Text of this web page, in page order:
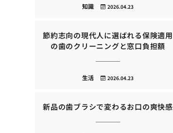
2026.04.23
知識
節約志向の現代人に選ばれる保険適用
の歯のクリーニングと窓口負担額
2026.04.23
生活
新品の歯ブラシで変わるお口の爽快感